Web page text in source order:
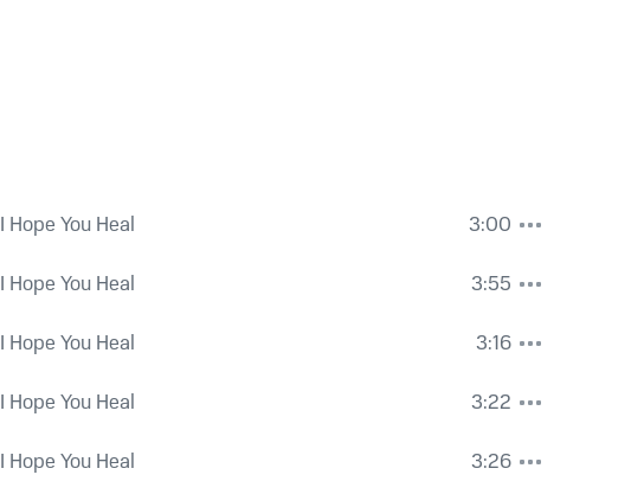
I Hope You Heal
3:00
I Hope You Heal
3:55
I Hope You Heal
3:16
I Hope You Heal
3:22
I Hope You Heal
3:26